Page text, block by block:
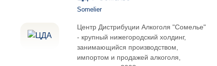
Somelier
Центр Дистрибуции Алкоголя "Сомелье"
- крупный нижегородский холдинг,
занимающийся производством,
импортом и продажей алкоголя,